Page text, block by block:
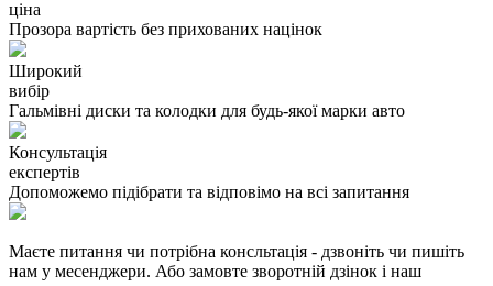
ціна
Прозора вартість без прихованих націнок
Широкий
вибір
Гальмівні диски та колодки для будь-якої марки авто
Консультація
експертів
Допоможемо підібрати та відповімо на всі запитання
Маєте питання чи потрібна консльтація - дзвоніть чи пишіть
нам у месенджери. Або замовте зворотній дзінок і наш